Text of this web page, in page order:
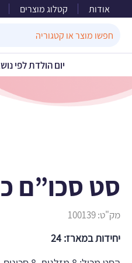
אודות קטלוג מוצרים
for:
יום הולדת לפי
סט סכו”ם
מק"ט:100139
יחידות במארז: 24